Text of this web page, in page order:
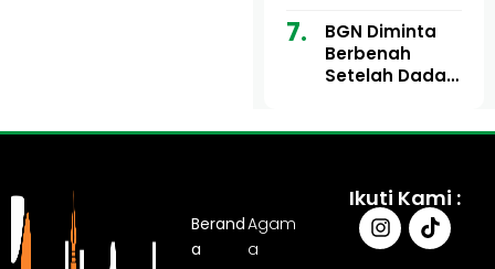
Sepenuhnya
Tuntas
Ulee Lheue, 14
Orang Derita
Luka Bakar
BGN Diminta
Berbenah
Setelah Dadan
Berand
a
Agam
a
Ikuti Kami :